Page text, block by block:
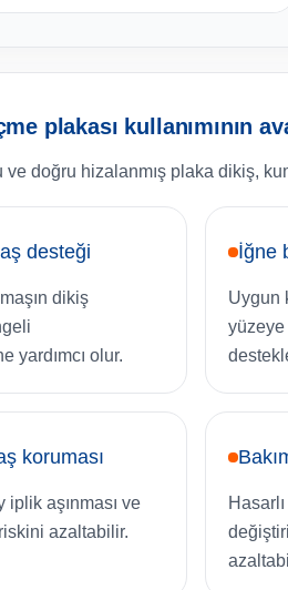
plakası kullanımının
ve doğru hizalanmış plaka dikiş,
desteği
dikiş
yardımcı olur.
İğne
Uygun
yüzeye
koruması
iplik aşınması ve
azaltabilir.